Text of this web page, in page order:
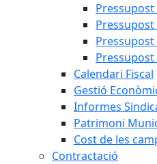
Pressupost
Pressupost
Pressupost
Pressupost
Calendari Fiscal
Gestió
Informes
Patrimoni
Cost de les
Contractació